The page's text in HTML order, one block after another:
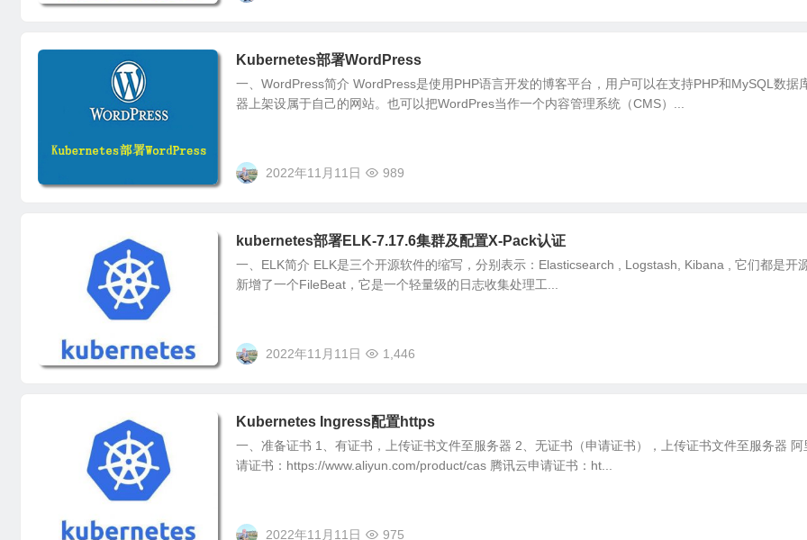
Kubernetes部署WordPress
一、WordPress简介 WordPress是使用PHP语言开发的博客平台，用户可以在支持PHP和MySQL数据
器上架设属于自己的网站。也可以把WordPres当作一个内容管理系统（CMS）...
2022年11月11日 989
kubernetes部署ELK-7.17.6集群及配置X-Pack认证
一、ELK简介 ELK是三个开源软件的缩写，分别表示：Elasticsearch , Logstash, Kibana , 它们都是开源
新增了一个FileBeat，它是一个轻量级的日志收集处理工...
2022年11月11日 1,446
Kubernetes Ingress配置https
一、准备证书 1、有证书，上传证书文件至服务器 2、无证书（申请证书），上传证书文件至服务器 阿
请证书：https://www.aliyun.com/product/cas 腾讯云申请证书：ht...
2022年11月11日 975